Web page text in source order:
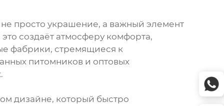
просто украшение, а важный элемент
создаёт атмосферу комфорта,
фабрики, стремящиеся к
питомников и оптовых
дизайне, который быстро